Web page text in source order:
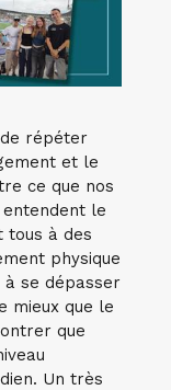
répéter
et le
ce que nos
le
tous à des
physique
se dépasser
mieux que le
que
Un très